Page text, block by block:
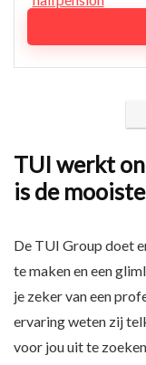
TUI werkt
is de
De TUI Group doet
te maken en een
je zeker van een
ervaring weten zij
voor jou uit te